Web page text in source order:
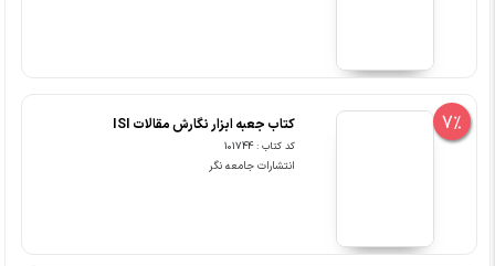
7% کتاب جعبه ابزار نگارش مقالات ISI
کد کتاب : 101744
انتشارات جامعه نگر